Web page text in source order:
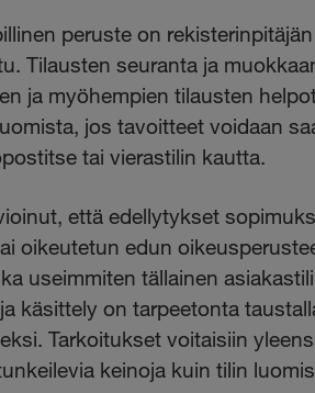
peruste on
Tilausten seuranta ja
ja myöhempien tilausten
jos tavoitteet voidaan
tai vierastilin kautta.
että edellytykset
oikeutetun edun
useimmiten tällainen
käsittely on tarpeetonta
Tarkoitukset voitaisiin
keinoja kuin tilin